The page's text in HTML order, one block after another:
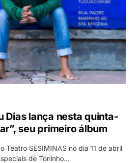
Dias lança nesta quinta-
seu primeiro álbum
Teatro SESIMINAS no dia 11 de abril
de Toninho…